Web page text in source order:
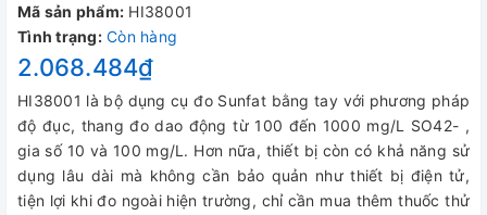
Mã sản phẩm: HI38001
Tình trạng: Còn hàng
2.068.484₫
HI38001 là bộ dụng cụ đo Sunfat bằng tay với phương pháp
độ đục, thang đo dao động từ 100 đến 1000 mg/L SO42- ,
gia số 10 và 100 mg/L. Hơn nữa, thiết bị còn có khả năng sử
dụng lâu dài mà không cần bảo quản như thiết bị điện tử,
tiện lợi khi đo ngoài hiện trường, chỉ cần mua thêm thuốc thử